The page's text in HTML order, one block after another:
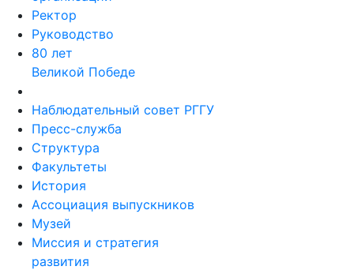
Ректор
Руководство
80 лет
Великой Победе
Наблюдательный совет РГГУ
Пресс-служба
Структура
Факультеты
История
Ассоциация выпускников
Музей
Миссия и стратегия
развития